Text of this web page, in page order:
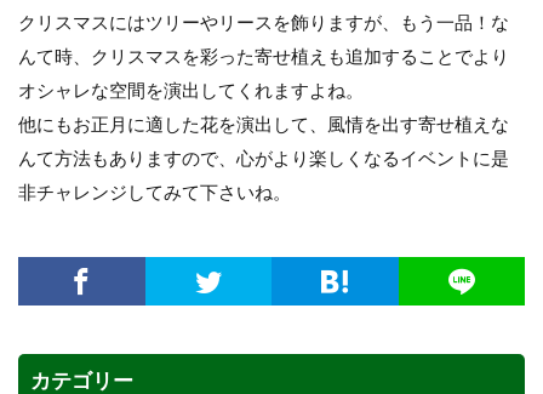
クリスマスにはツリーやリースを飾りますが、もう一品！な
んて時、クリスマスを彩った寄せ植えも追加することでより
オシャレな空間を演出してくれますよね。
他にもお正月に適した花を演出して、風情を出す寄せ植えな
んて方法もありますので、心がより楽しくなるイベントに是
非チャレンジしてみて下さいね。
カテゴリー